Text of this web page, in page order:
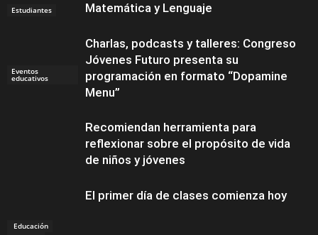
Estudiantes
Matemática y Lenguaje
Eventos
educativos
Charlas, podcasts y talleres: Congreso
Jóvenes Futuro presenta su
programación en formato “Dopamine
Menu”
Eventos
Recomiendan herramienta para
reflexionar sobre el propósito de vida
de niños y jóvenes
Educación
El primer día de clases comienza hoy